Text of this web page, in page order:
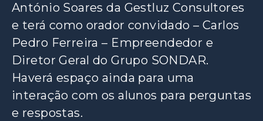
António Soares da Gestluz Consultores
e terá como orador convidado – Carlos
Pedro Ferreira – Empreendedor e
Diretor Geral do Grupo SONDAR.
Haverá espaço ainda para uma
interação com os alunos para perguntas
e respostas.